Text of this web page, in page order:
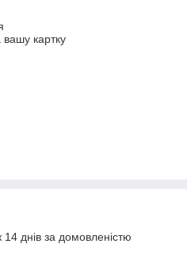
вашу картку
днів за домовленістю